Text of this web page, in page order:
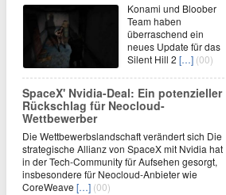
Konami und Bloober
Team haben
überraschend ein
neues Update für das
Silent Hill 2 […] (00)
SpaceX' Nvidia-Deal: Ein potenzieller
Rückschlag für Neocloud-
Wettbewerber
Die Wettbewerbslandschaft verändert sich Die
strategische Allianz von SpaceX mit Nvidia hat
in der Tech-Community für Aufsehen gesorgt,
insbesondere für Neocloud-Anbieter wie
CoreWeave […] (00)